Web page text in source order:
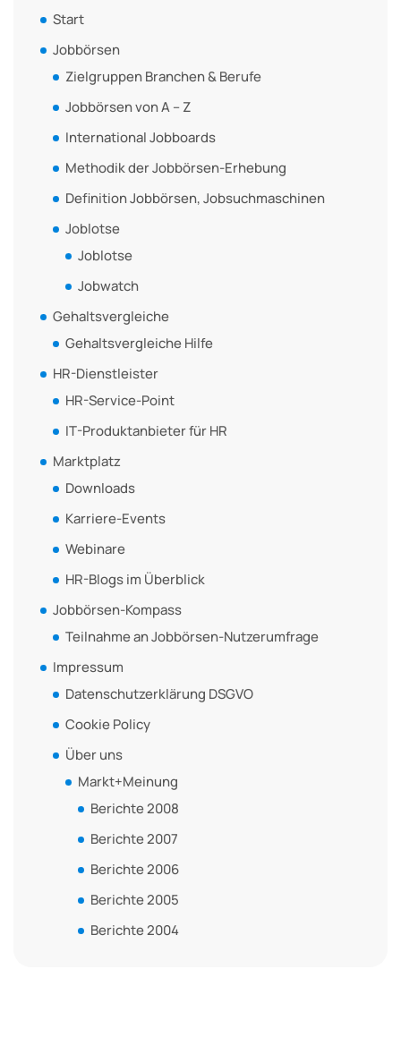
Start
Jobbörsen
Zielgruppen Branchen & Berufe
Jobbörsen von A – Z
International Jobboards
Methodik der Jobbörsen-Erhebung
Definition Jobbörsen, Jobsuchmaschinen
Joblotse
Joblotse
Jobwatch
Gehaltsvergleiche
Gehaltsvergleiche Hilfe
HR-Dienstleister
HR-Service-Point
IT-Produktanbieter für HR
Marktplatz
Downloads
Karriere-Events
Webinare
HR-Blogs im Überblick
Jobbörsen-Kompass
Teilnahme an Jobbörsen-Nutzerumfrage
Impressum
Datenschutzerklärung DSGVO
Cookie Policy
Über uns
Markt+Meinung
Berichte 2008
Berichte 2007
Berichte 2006
Berichte 2005
Berichte 2004